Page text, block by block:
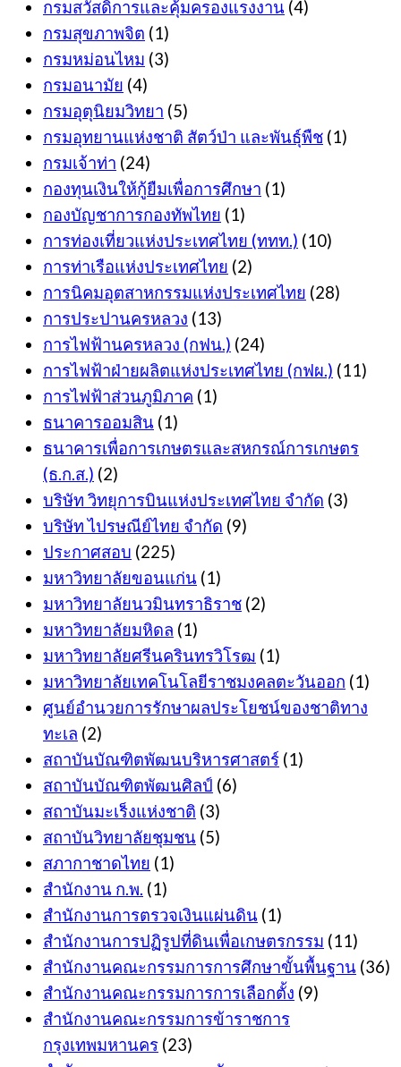
กรมสวัสดิการและคุ้มครองแรงงาน (4)
กรมสุขภาพจิต (1)
กรมหม่อนไหม (3)
กรมอนามัย (4)
กรมอุตุนิยมวิทยา (5)
กรมอุทยานแห่งชาติ สัตว์ป่า และพันธุ์พืช (1)
กรมเจ้าท่า (24)
กองทุนเงินให้กู้ยืมเพื่อการศึกษา (1)
กองบัญชาการกองทัพไทย (1)
การท่องเที่ยวแห่งประเทศไทย (ททท.) (10)
การท่าเรือแห่งประเทศไทย (2)
การนิคมอุตสาหกรรมแห่งประเทศไทย (28)
การประปานครหลวง (13)
การไฟฟ้านครหลวง (กฟน.) (24)
การไฟฟ้าฝ่ายผลิตแห่งประเทศไทย (กฟผ.) (11)
การไฟฟ้าส่วนภูมิภาค (1)
ธนาคารออมสิน (1)
ธนาคารเพื่อการเกษตรและสหกรณ์การเกษตร
(ธ.ก.ส.) (2)
บริษัท วิทยุการบินแห่งประเทศไทย จำกัด (3)
บริษัท ไปรษณีย์ไทย จำกัด (9)
ประกาศสอบ (225)
มหาวิทยาลัยขอนแก่น (1)
มหาวิทยาลัยนวมินทราธิราช (2)
มหาวิทยาลัยมหิดล (1)
มหาวิทยาลัยศรีนครินทรวิโรฒ (1)
มหาวิทยาลัยเทคโนโลยีราชมงคลตะวันออก (1)
ศูนย์อำนวยการรักษาผลประโยชน์ของชาติทาง
ทะเล (2)
สถาบันบัณฑิตพัฒนบริหารศาสตร์ (1)
สถาบันบัณฑิตพัฒนศิลป์ (6)
สถาบันมะเร็งแห่งชาติ (3)
สถาบันวิทยาลัยชุมชน (5)
สภากาชาดไทย (1)
สำนักงาน ก.พ. (1)
สำนักงานการตรวจเงินแผ่นดิน (1)
สำนักงานการปฏิรูปที่ดินเพื่อเกษตรกรรม (11)
สำนักงานคณะกรรมการการศึกษาขั้นพื้นฐาน (36)
สำนักงานคณะกรรมการการเลือกตั้ง (9)
สำนักงานคณะกรรมการข้าราชการ
กรุงเทพมหานคร (23)